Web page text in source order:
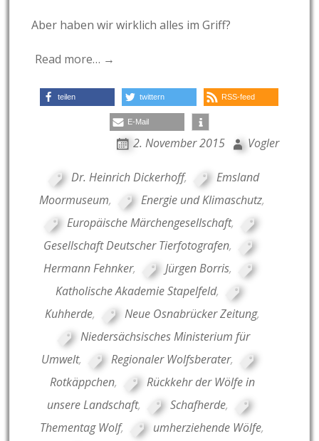
Aber haben wir wirklich alles im Griff?
Read more… →
teilen twittern RSS-feed
E-Mail
2. November 2015 Vogler
Dr. Heinrich Dickerhoff,
Emsland
Moormuseum, Energie und Klimaschutz,
Europäische Märchengesellschaft,
Gesellschaft Deutscher Tierfotografen,
Hermann Fehnker, Jürgen Borris,
Katholische Akademie Stapelfeld,
Kuhherde, Neue Osnabrücker Zeitung,
Niedersächsisches Ministerium für
Umwelt, Regionaler Wolfsberater,
Rotkäppchen,
Rückkehr der Wölfe in
unsere Landschaft, Schafherde,
Thementag Wolf, umherziehende Wölfe,